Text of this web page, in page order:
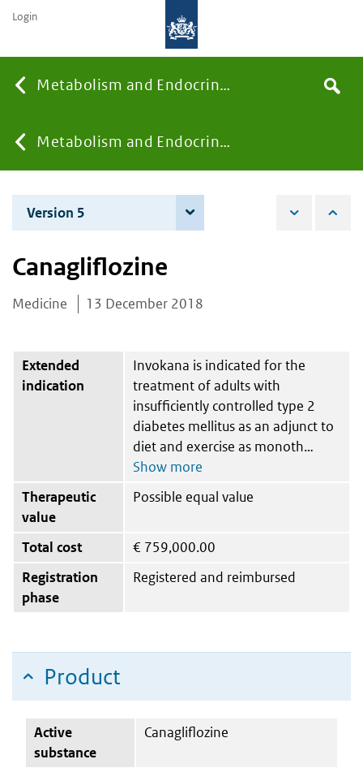
Metabolism and Endocrinology
You
are
here:
Metabolism and Endocrinology
the
Search
Login
Version 5
Canagliflozine
Medicine 13 December 2018
Extended
indication
Invokana is indicated for the
treatment of adults with
insufficiently controlled type 2
diabetes mellitus as an adjunct to
diet and exercise as monoth
Therapeutic
value
Possible equal value
Total cost € 759,000.00
Registration
phase
Registered and reimbursed
Product
Active
substance
Canagliflozine